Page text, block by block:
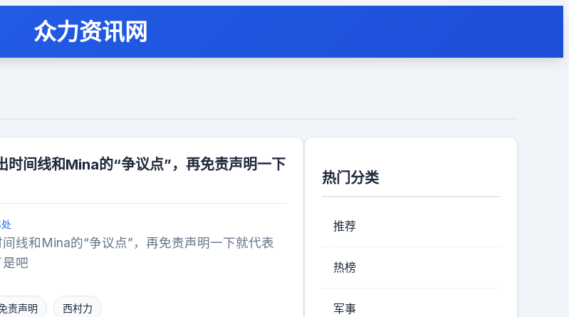
众力资讯网
时间线和Mina的“争议点”，再免责声明一下
线和Mina的“争议点”，再免责声明一下就代表
吧
责声明 西村力
热门分类
推荐
热榜
军事